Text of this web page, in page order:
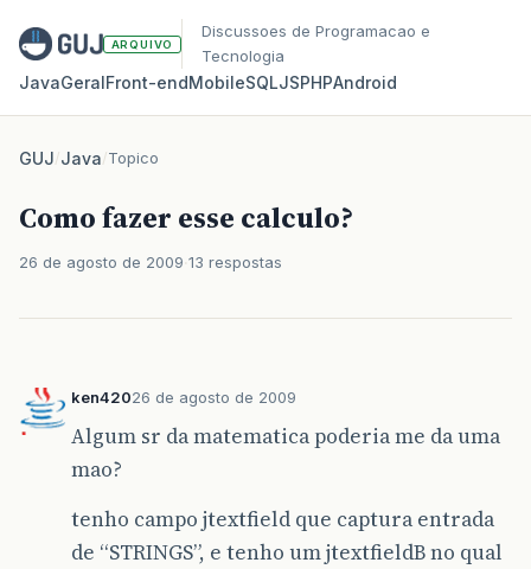
ARQUIVO
Discussoes de Programacao e
Tecnologia
JavaGeralFront‑endMobileSQLJSPHPAndroid
GUJ/Java/Topico
Como fazer esse calculo?
26 de agosto de 2009 13 respostas
ken42026 de agosto de 2009
Algum sr da matematica poderia me da uma
mao?
tenho campo jtextfield que captura entrada
de “STRINGS”, e tenho um jtextfieldB no qual